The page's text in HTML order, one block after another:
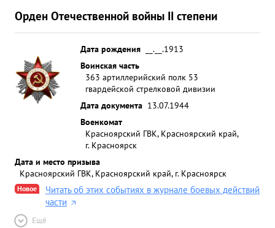
Орден Отечественной войны II степени
Дата рождения
__.__.1913
Воинская часть
363 артиллерийский полк 53
гвардейской стрелковой дивизии
Дата документа 13.07.1944
Военкомат
Красноярский ГВК, Красноярский край,
г. Красноярск
Дата и место призыва
Красноярский ГВК, Красноярский край, г. Красноярск
Новое
Читать об этих событиях в журнале боевых действий
части
Ещё